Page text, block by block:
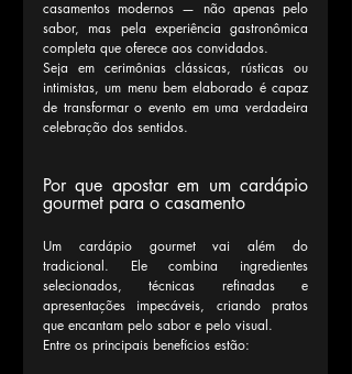
casamentos modernos — não apenas pelo
sabor, mas pela experiência gastronômica
completa que oferece aos convidados.
Seja em cerimônias clássicas, rústicas ou
intimistas, um menu bem elaborado é capaz
de transformar o evento em uma verdadeira
celebração dos sentidos.
Por que apostar em um cardápio
gourmet para o casamento
Um cardápio gourmet vai além do
tradicional. Ele combina ingredientes
selecionados, técnicas refinadas e
apresentações impecáveis, criando pratos
que encantam pelo sabor e pelo visual.
Entre os principais benefícios estão: